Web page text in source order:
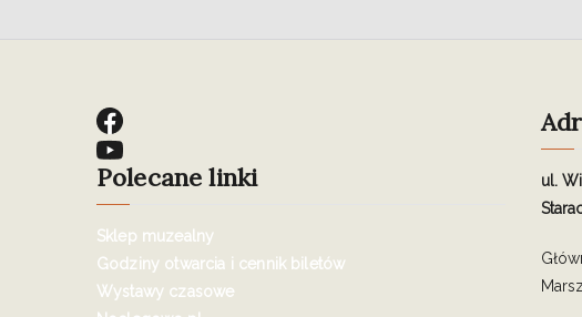
Polecane linki
Sklep muzealny
Godziny otwarcia i cennik biletów
Wystawy czasowe
ul.